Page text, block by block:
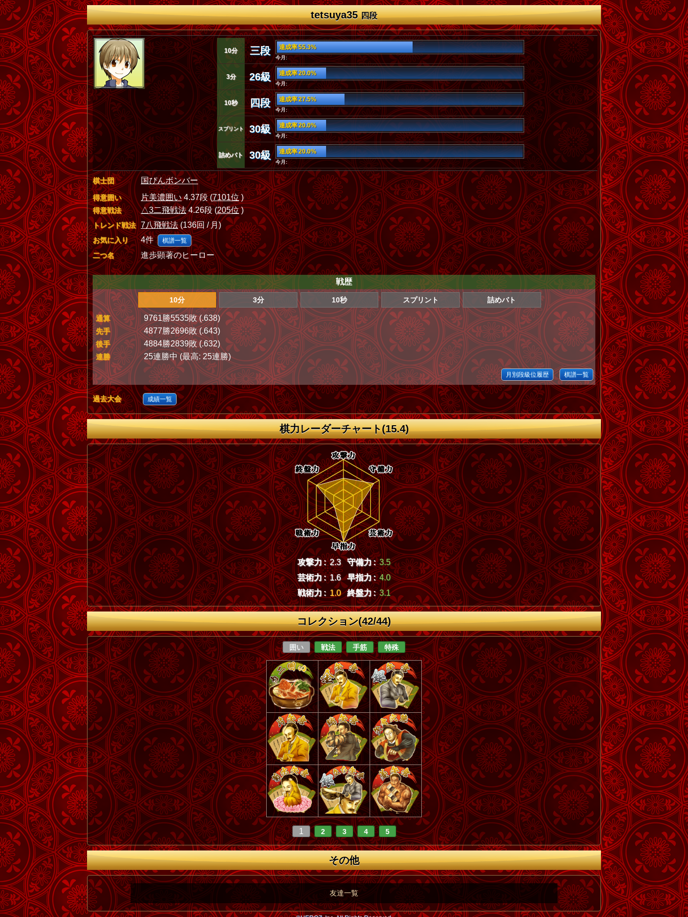
tetsuya35四段
10分 三段 達成率 55.3%
今月:
3分 26級 達成率 20.0%
今月:
10秒 四段 達成率 27.5%
今月:
スプリント 30級 達成率 20.0%
今月:
詰めバト 30級 達成率 20.0%
今月:
棋士団 国ぴんボンバー
得意囲い 片美濃囲い4.37段 (7101位)
得意戦法 △3二飛戦法4.26段 (205位)
トレンド戦法 7八飛戦法(136回 / 月)
お気に入り 4件 棋譜一覧
二つ名 進歩顕著のヒーロー
戦歴
10分 3分 10秒 スプリント 詰めバト
通算 9761勝5535敗 (.638)
先手 4877勝2696敗 (.643)
後手 4884勝2839敗 (.632)
連勝 25連勝中 (最高: 25連勝)
月別段級位履歴 棋譜一覧
過去大会 成績一覧
棋力レーダーチャート(15.4)
攻撃力 : 2.3 守備力 : 3.5
芸術力 : 1.6 早指力 : 4.0
戦術力 : 1.0 終盤力 : 3.1
コレクション(42/44)
囲い 戦法 手筋 特殊
1 2 3 4 5
その他
友達一覧